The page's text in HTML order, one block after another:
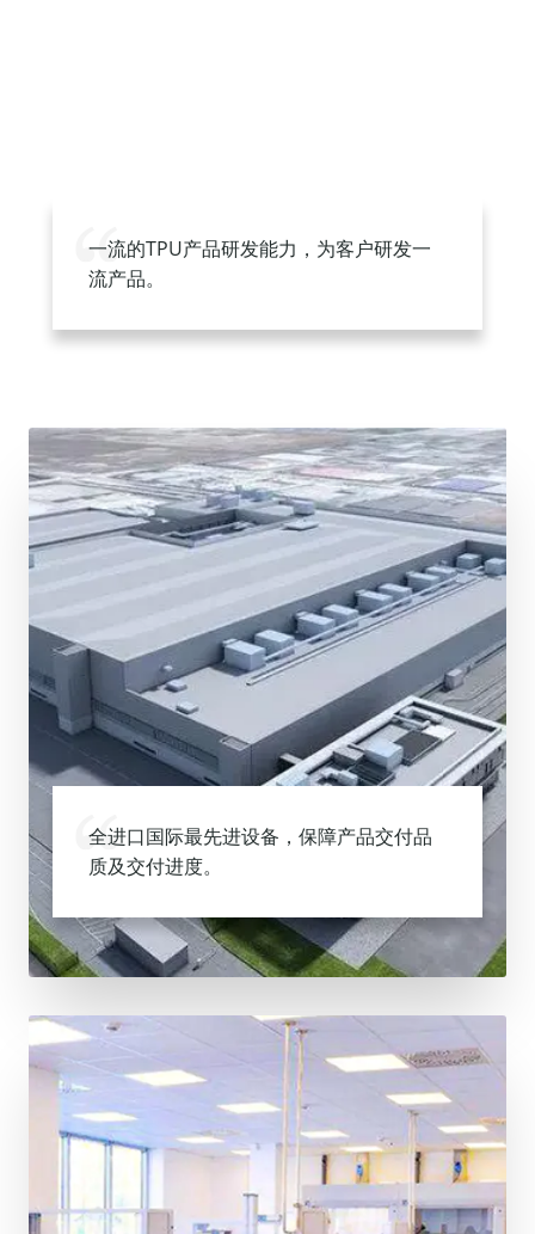
一流的TPU产品研发能力，为客户研发一
流产品。
全进口国际最先进设备，保障产品交付品
质及交付进度。